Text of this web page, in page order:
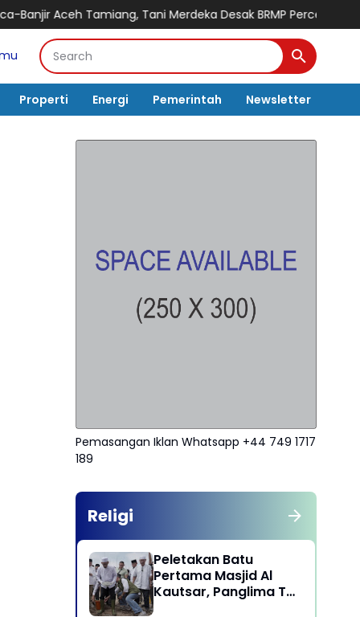
Merdeka Desak BRMP Percepat Program Pemulihan Petani
Properti Energi Pemerintah Newsletter
Pemasangan Iklan Whatsapp +44 749 1717
189
Religi
Peletakan Batu
Pertama Masjid Al
Kautsar, Panglima TNI